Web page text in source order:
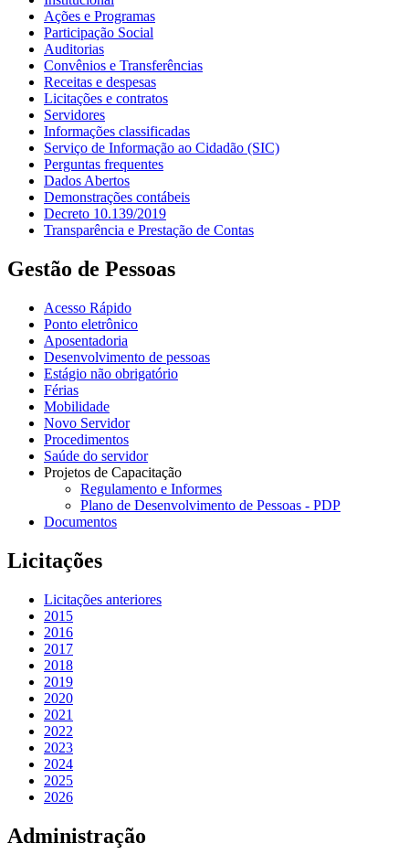
Ações e Programas
Participação Social
Auditorias
Convênios e Transferências
Receitas e despesas
Licitações e contratos
Servidores
Informações classificadas
Serviço de Informação ao Cidadão (SIC)
Perguntas frequentes
Dados Abertos
Demonstrações contábeis
Decreto 10.139/2019
Transparência e Prestação de Contas
Gestão de Pessoas
Acesso Rápido
Ponto eletrônico
Aposentadoria
Desenvolvimento de pessoas
Estágio não obrigatório
Férias
Mobilidade
Novo Servidor
Procedimentos
Saúde do servidor
Projetos de Capacitação
Regulamento e Informes
Plano de Desenvolvimento de Pessoas - PDP
Documentos
Licitações
Licitações anteriores
2015
2016
2017
2018
2019
2020
2021
2022
2023
2024
2025
2026
Administração